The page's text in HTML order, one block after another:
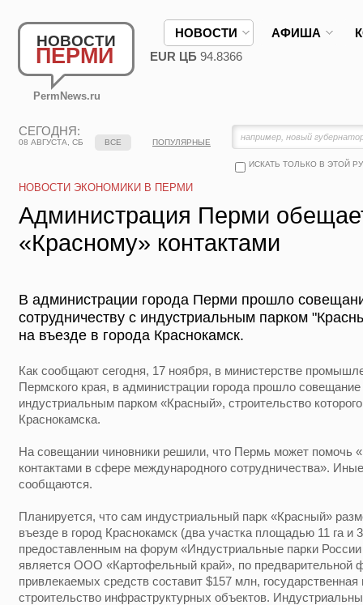
НОВОСТИ
ПЕРМИ
PermNews.ru
НОВОСТИ АФИША
EUR ЦБ 94.8366
СЕГОДНЯ:
08 АВГУСТА, СБ
ИСКАТЬ ТОЛЬКО В ЭТОЙ
ВСЕ ПОПУЛЯРНЫЕ
НОВОСТИ ЭКОНОМИКИ В ПЕРМИ
Администрация Перми
«Красному» контактами
В администрации города Перми прошло
сотрудничеству с индустриальным парком
на въезде в города Краснокамск.
Как сообщают сегодня, 17 ноября, в министерстве
Пермского края, в администрации города прошло
индустриальным парком «Красный», строительство
Краснокамска.
На совещании чиновники решили, что Пермь может помочь
контактами в сфере международного сотрудничества».
сообщаются.
Планируется, что сам индустриальный парк «Красный»
въезде в город Краснокамск (два участка площадью 11 га и
предоставленным на форум «Индустриальные парки
является ООО «Картофельный край», по предварительной
привлекаемых средств составит $157 млн,
строительство инфраструктурных объектов.